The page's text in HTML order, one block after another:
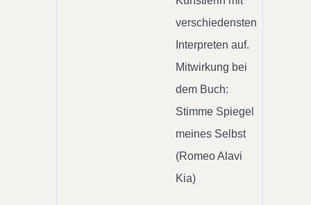
verschiedensten
Interpreten auf.
Mitwirkung bei
dem Buch:
Stimme Spiegel
meines Selbst
(Romeo Alavi
Kia)